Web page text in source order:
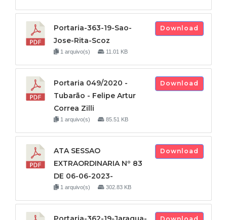
Portaria-363-19-Sao-
Jose-Rita-Scoz
1 arquivo(s) 11.01 KB
Download
Portaria 049/2020 -
Tubarão - Felipe Artur
Correa Zilli
1 arquivo(s) 85.51 KB
Download
ATA SESSAO
EXTRAORDINARIA Nº 83
DE 06-06-2023-
1 arquivo(s) 302.83 KB
Download